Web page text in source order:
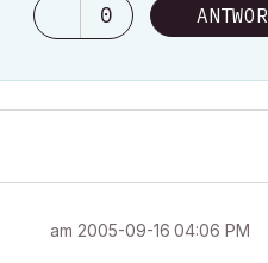
0
am ‎2005-09-16 04:06 PM